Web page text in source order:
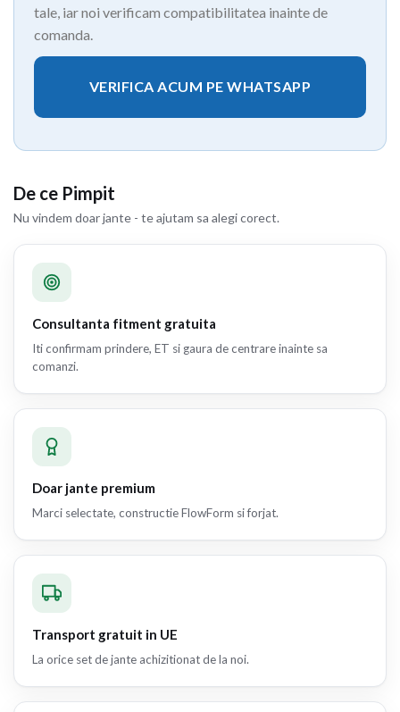
tale, iar noi verificam compatibilitatea inainte de
comanda.
VERIFICA ACUM PE WHATSAPP
De ce Pimpit
Nu vindem doar jante - te ajutam sa alegi corect.
Consultanta fitment gratuita
Iti confirmam prindere, ET si gaura de centrare inainte sa
comanzi.
Doar jante premium
Marci selectate, constructie FlowForm si forjat.
Transport gratuit in UE
La orice set de jante achizitionat de la noi.